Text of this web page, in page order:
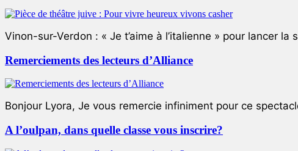
Vinon-sur-Verdon : « Je t’aime à l’italienne » pour lancer la
Remerciements des lecteurs d’Alliance
Bonjour Lyora, Je vous remercie infiniment pour ce
A l’oulpan, dans quelle classe vous inscrire?